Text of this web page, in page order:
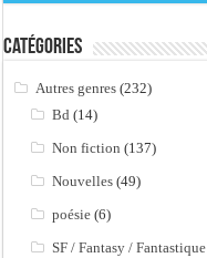
Catégories
Autres genres (232)
Bd (14)
Non fiction (137)
Nouvelles (49)
poésie (6)
SF / Fantasy / Fantastique